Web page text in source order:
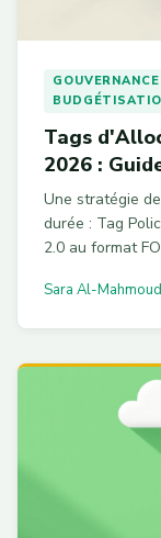
Tags
2026 :
Une stratégie
durée : Tag
2.0 au format
implémentations.
Sara Al-Mahmoud